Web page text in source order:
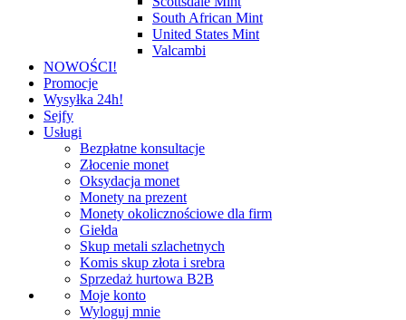
South African Mint
United States Mint
Valcambi
NOWOŚCI!
Promocje
Wysyłka 24h!
Sejfy
Usługi
Bezpłatne konsultacje
Złocenie monet
Oksydacja monet
Monety na prezent
Monety okolicznościowe dla firm
Giełda
Skup metali szlachetnych
Komis skup złota i srebra
Sprzedaż hurtowa B2B
Moje konto
Wyloguj mnie